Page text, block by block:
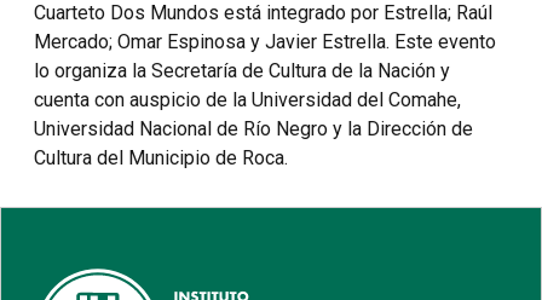
Cuarteto Dos Mundos está integrado por Estrella; Raúl
Mercado; Omar Espinosa y Javier Estrella. Este evento
lo organiza la Secretaría de Cultura de la Nación y
cuenta con auspicio de la Universidad del Comahe,
Universidad Nacional de Río Negro y la Dirección de
Cultura del Municipio de Roca.